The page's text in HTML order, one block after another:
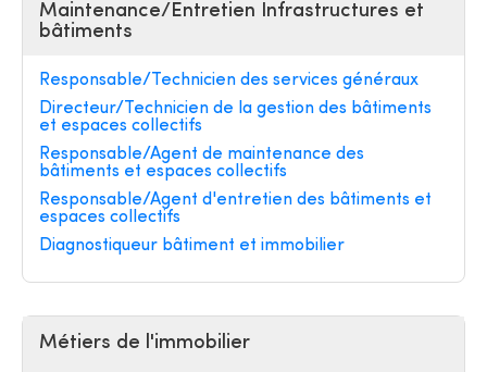
Maintenance/Entretien Infrastructures et
bâtiments
Responsable/Technicien des services généraux
Directeur/Technicien de la gestion des bâtiments
et espaces collectifs
Responsable/Agent de maintenance des
bâtiments et espaces collectifs
Responsable/Agent d'entretien des bâtiments et
espaces collectifs
Diagnostiqueur bâtiment et immobilier
Métiers de l'immobilier